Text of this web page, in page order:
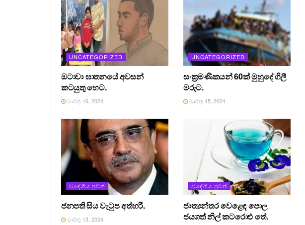
UNCATEGORIZED
ඔටාවා ඝාතනයේ අවසන්
කටයුතු හෙට.
මාර්තු 16, 2024
UNCATEGORIZED
සංක්‍රමණිකයන් 60ක් මුහුදේ ගිලී
මරුට.
මාර්තු 15, 2024
විදේශීය පුවත්
ජනපති සිය වැටුප අත්හරී.
මාර්තු 13, 2024
විදේශීය පුවත්
ජාත්‍යන්තර වෙළෙඳ පොල
ජයගත් නිල් කටරොළු තේ.